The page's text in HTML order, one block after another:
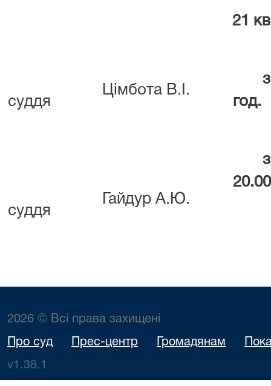
21
суддя
Цімбота В.І.
год.
суддя
Гайдур А.Ю.
2026 © Всі права захищені
Про суд Прес-центр Громадянам
v1.38.1